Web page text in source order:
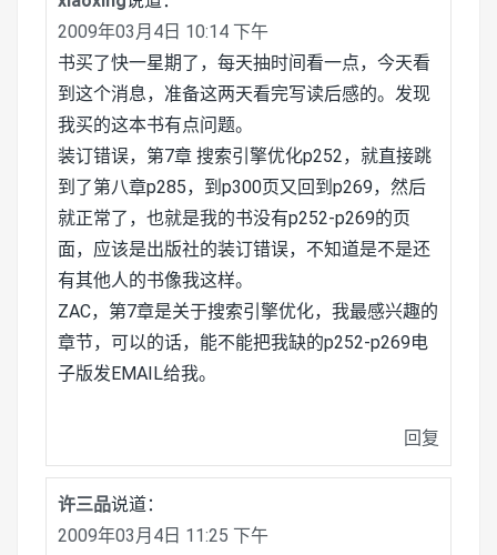
2009年03月4日 10:14 下午
书买了快一星期了，每天抽时间看一点，今天看
到这个消息，准备这两天看完写读后感的。发现
我买的这本书有点问题。
装订错误，第7章 搜索引擎优化p252，就直接跳
到了第八章p285，到p300页又回到p269，然后
就正常了，也就是我的书没有p252-p269的页
面，应该是出版社的装订错误，不知道是不是还
有其他人的书像我这样。
ZAC，第7章是关于搜索引擎优化，我最感兴趣的
章节，可以的话，能不能把我缺的p252-p269电
子版发EMAIL给我。
回复
许三品说道：
2009年03月4日 11:25 下午